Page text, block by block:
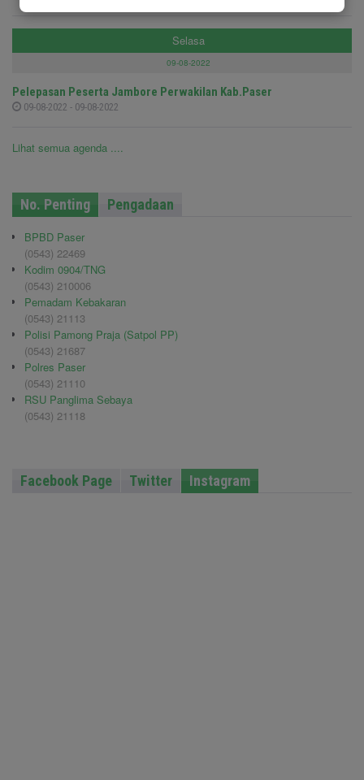
Selasa
09-08-2022
Pelepasan Peserta Jambore Perwakilan Kab.Paser
09-08-2022 - 09-08-2022
Lihat semua agenda ....
No. Penting Pengadaan
BPBD Paser
(0543) 22469
Kodim 0904/TNG
(0543) 210006
Pemadam Kebakaran
(0543) 21113
Polisi Pamong Praja (Satpol PP)
(0543) 21687
Polres Paser
(0543) 21110
RSU Panglima Sebaya
(0543) 21118
Facebook Page Twitter Instagram